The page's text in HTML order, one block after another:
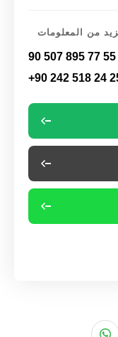
من المعلومات
90 507 895 77 55
+90 242 518 24